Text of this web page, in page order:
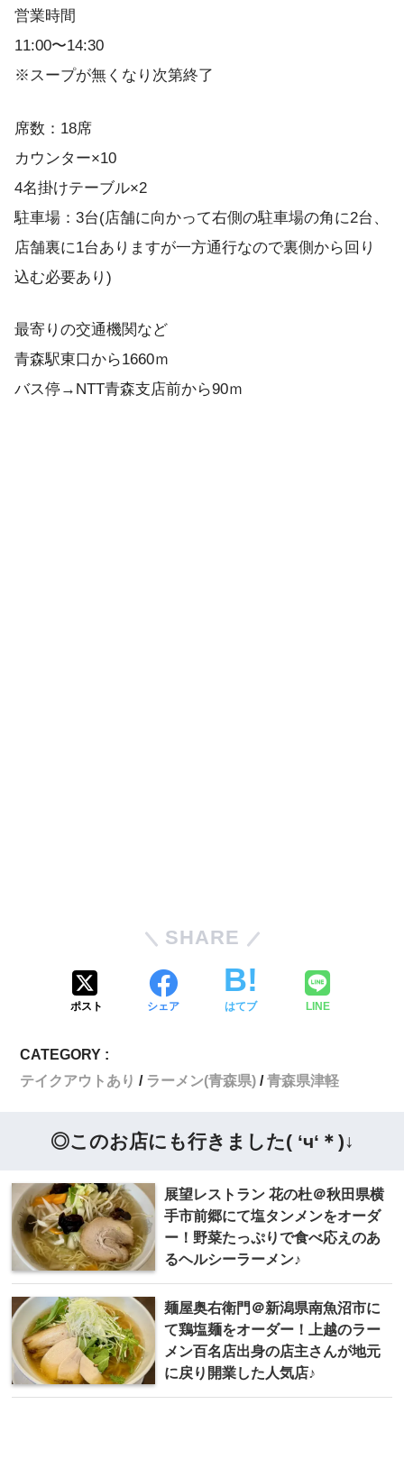
営業時間
11:00〜14:30
※スープが無くなり次第終了
席数：18席
カウンター×10
4名掛けテーブル×2
駐車場：3台(店舗に向かって右側の駐車場の角に2台、
店舗裏に1台ありますが一方通行なので裏側から回り
込む必要あり)
最寄りの交通機関など
青森駅東口から1660ｍ
バス停→NTT青森支店前から90ｍ
SHARE
ポスト シェア はてブ LINE
CATEGORY :
テイクアウトあり
ラーメン(青森県) 青森県津軽
◎このお店にも行きました( ‘ч‘＊)↓
展望レストラン 花の杜＠秋田県横
手市前郷にて塩タンメンをオーダ
ー！野菜たっぷりで食べ応えのあ
るヘルシーラーメン♪
麺屋奥右衛門＠新潟県南魚沼市に
て鶏塩麺をオーダー！上越のラー
メン百名店出身の店主さんが地元
に戻り開業した人気店♪